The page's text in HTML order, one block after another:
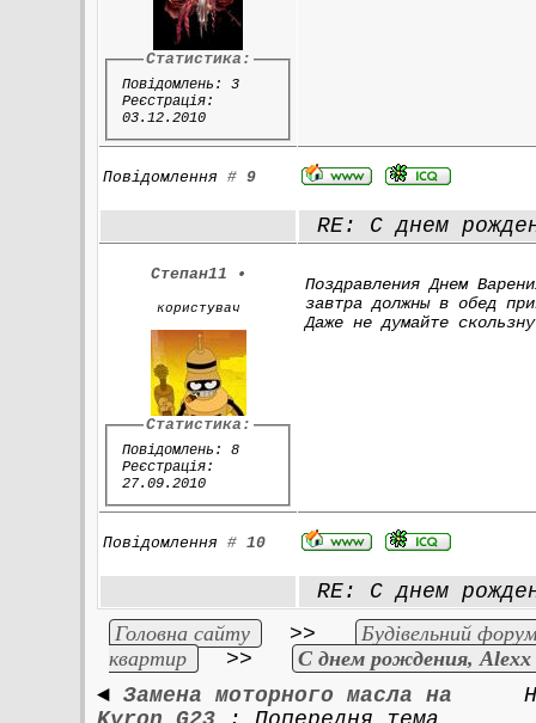
Статистика:
Повідомлень: 3
Реєстрація:
03.12.2010
Повідомлення#9
RE: С днем
Степан11 •
користувач
Статистика:
Повідомлень: 8
Реєстрація:
27.09.2010
Поздравления Днем
завтра должны в обед
Даже не думайте
Повідомлення#10
RE: С днем
Головна сайту
>>
Будівельний
квартир
>>
С днем рождения,
◄Замена моторного масла на